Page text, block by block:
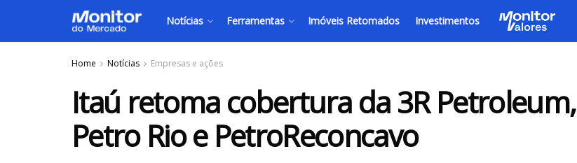
Notícias Ferramentas Imóveis Retomados Investimentos
Home Notícias Empresas e ações
Itaú retoma cobertura da 3R Petroleum,
Petro Rio e PetroReconcavo